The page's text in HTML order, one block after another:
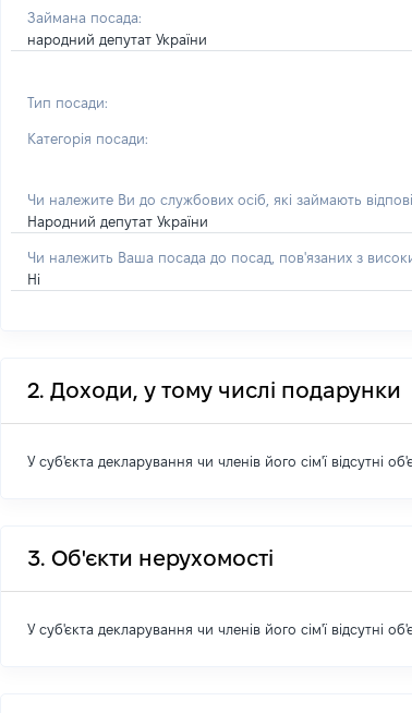
Займана посада:
народний депутат України
Тип посади:
Категорія посади:
Чи належите Ви до службових осіб, які займають
Народний депутат України
Чи належить Ваша посада до посад, пов'язаних з
Ні
2. Доходи, у тому числі подарунки
У суб'єкта декларування чи членів його сім'ї відсутні
3. Об'єкти нерухомості
У суб'єкта декларування чи членів його сім'ї відсутні